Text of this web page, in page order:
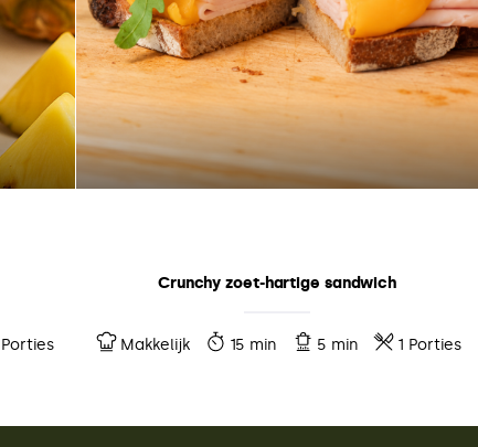
Porties
Crunchy zoet-hartige sandwich
Makkelijk 15 min 5 min 1 Porties